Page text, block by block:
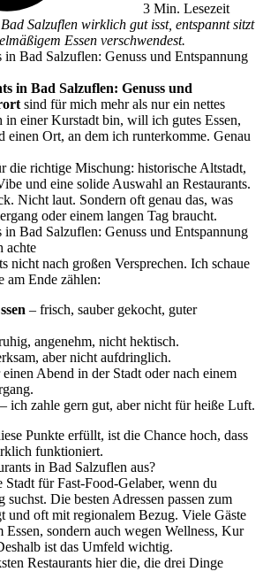
3 Min. Lesezeit
Salzuflen wirklich gut isst, entspannt sitzt
Essen verschwendest.
in Bad Salzuflen: Genuss und Entspannung
in Bad Salzuflen: Genuss und
sind für mich mehr als nur ein nettes
in einer Kurstadt bin, will ich gutes Essen,
einen Ort, an dem ich runterkomme. Genau
die richtige Mischung: historische Altstadt,
und eine solide Auswahl an Restaurants.
Nicht laut. Sondern oft genau das, was
oder einem langen Tag braucht.
in Bad Salzuflen: Genuss und Entspannung
achte
nicht nach großen Versprechen. Ich schaue
am Ende zählen:
– frisch, sauber gekocht, guter
angenehm, nicht hektisch.
aber nicht aufdringlich.
Abend in der Stadt oder nach einem
– ich zahle gern gut, aber nicht für heiße Luft.
Punkte erfüllt, ist die Chance hoch, dass
funktioniert.
in Bad Salzuflen aus?
für Fast-Food-Gelaber, wenn du
suchst. Die besten Adressen passen zum
und oft mit regionalem Bezug. Viele Gäste
sondern auch wegen Wellness, Kur
ist das Umfeld wichtig.
Restaurants hier die, die drei Dinge